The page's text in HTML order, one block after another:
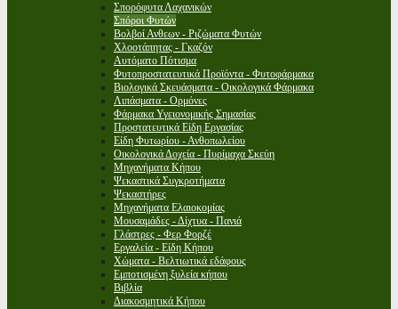
Σπορόφυτα Λαχανικών
Σπόροι Φυτών
Βολβοί Ανθεων - Ριζώματα Φυτών
Χλοοτάπητας - Γκαζόν
Αυτόματο Πότισμα
Φυτοπροστατευτικά Προϊόντα - Φυτοφάρμακα
Βιολογικά Σκευάσματα - Οικολογικά Φάρμακα
Λιπάσματα - Ορμόνες
Φάρμακα Υγειονομικής Σημασίας
Προστατευτικά Είδη Εργασίας
Είδη Φυτωρίου - Ανθοπωλείου
Οικολογικά Δοχεία - Πυρίμαχα Σκεύη
Μηχανήματα Κήπου
Ψεκαστικά Συγκροτήματα
Ψεκαστήρες
Μηχανήματα Ελαιοκομίας
Μουσαμάδες - Δίχτυα - Πανιά
Γλάστρες - Φερ Φορζέ
Εργαλεία - Είδη Κήπου
Χώματα - Βελτιωτικά εδάφους
Εμποτισμένη ξυλεία κήπου
Βιβλία
Διακοσμητικά Κήπου